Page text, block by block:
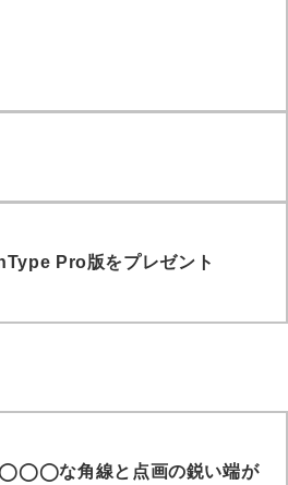
Pro版をプレゼント
な角線と点画の鋭い端が